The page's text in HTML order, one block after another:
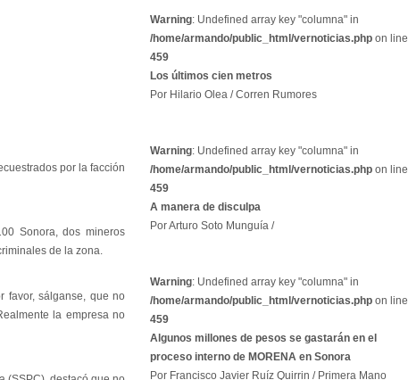
por la facción
Sonora, dos mineros
de la zona.
favor, sálganse, que no
la empresa no
Warning: Undefined array key "columna" in
/home/armando/public_html/vernoticias.php on line
459
Los últimos cien metros
Por Hilario Olea / Corren Rumores
Warning: Undefined array key "columna" in
/home/armando/public_html/vernoticias.php on line
459
A manera de disculpa
Por Arturo Soto Munguía /
Warning: Undefined array key "columna" in
/home/armando/public_html/vernoticias.php on line
459
Algunos millones de pesos se gastarán en el
proceso interno de MORENA en Sonora
Por Francisco Javier Ruíz Quirrin / Primera Mano